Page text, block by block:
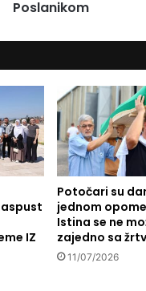
Poslanikom
IZ
Potočari su
jednom
Istina se ne
zajedno sa
11/07/2026